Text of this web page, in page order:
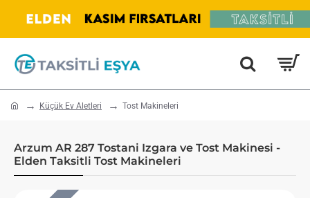
home Küçük Ev Aletleri Tost Makineleri
Arzum AR 287 Tostani Izgara ve Tost Makinesi -
Elden Taksitli Tost Makineleri